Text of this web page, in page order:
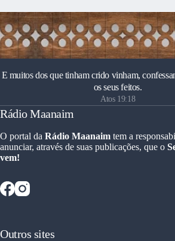
E muitos dos que tinham crido vinham,
os seus feitos.
Atos 19:18
Rádio Maanaim
O portal da Rádio Maanaim tem a
anunciar, através de suas publicações, que o
vem!
Outros sites